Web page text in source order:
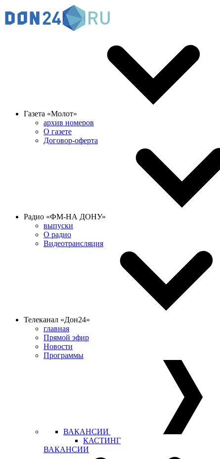
Газета «Молот»
архив номеров
О газете
Договор-оферта
Радио «ФМ-НА ДОНУ»
выпуски
О радио
Видеотрансляция
Телеканал «Дон24»
главная
Прямой эфир
Новости
Программы
ВАКАНСИИ
КАСТИНГ
ВАКАНСИИ